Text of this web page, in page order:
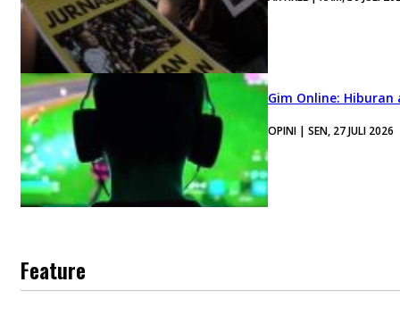
Gim Online:
OPINI | SEN, 27 JULI 2026
Feature